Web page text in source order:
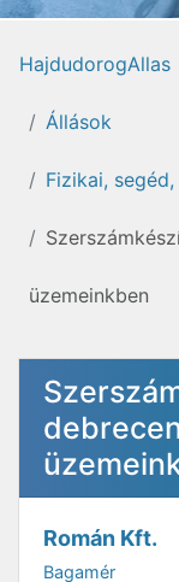
HajdudorogAllas
Állások
Fizikai,
üzemeinkben
Román Kft.
Bagamér